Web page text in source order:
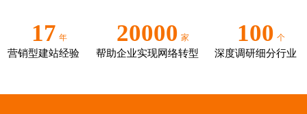
17 年
营销型建站经验
20000 家
帮助企业实现网络转型
100 个
深度调研细分行业